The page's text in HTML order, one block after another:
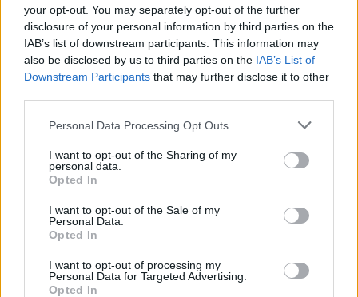
your opt-out. You may separately opt-out of the further
disclosure of your personal information by third parties on the
IAB’s list of downstream participants. This information may
also be disclosed by us to third parties on the IAB’s List of
Downstream Participants that may further disclose it to other
Personal Data Processing Opt Outs
I want to opt-out of the Sharing of my
personal data.
Opted In
I want to opt-out of the Sale of my
Personal Data.
Opted In
I want to opt-out of processing my
Personal Data for Targeted Advertising.
Opted In
CONDIVIDI QUESTO ARTICOLO:
E-mail LinkedIn Facebook
WhatsApp Stampa